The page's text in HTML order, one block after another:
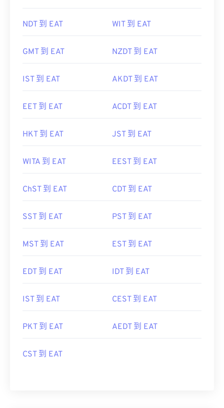
NDT 到 EAT WIT 到 EAT
GMT 到 EAT NZDT 到 EAT
IST 到 EAT AKDT 到 EAT
EET 到 EAT ACDT 到 EAT
HKT 到 EAT JST 到 EAT
WITA 到 EAT EEST 到 EAT
ChST 到 EAT CDT 到 EAT
SST 到 EAT PST 到 EAT
MST 到 EAT EST 到 EAT
EDT 到 EAT IDT 到 EAT
IST 到 EAT CEST 到 EAT
PKT 到 EAT AEDT 到 EAT
CST 到 EAT